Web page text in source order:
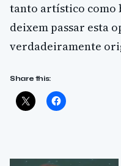
tanto artístico como
deixem passar esta
verdadeiramente
Share this: